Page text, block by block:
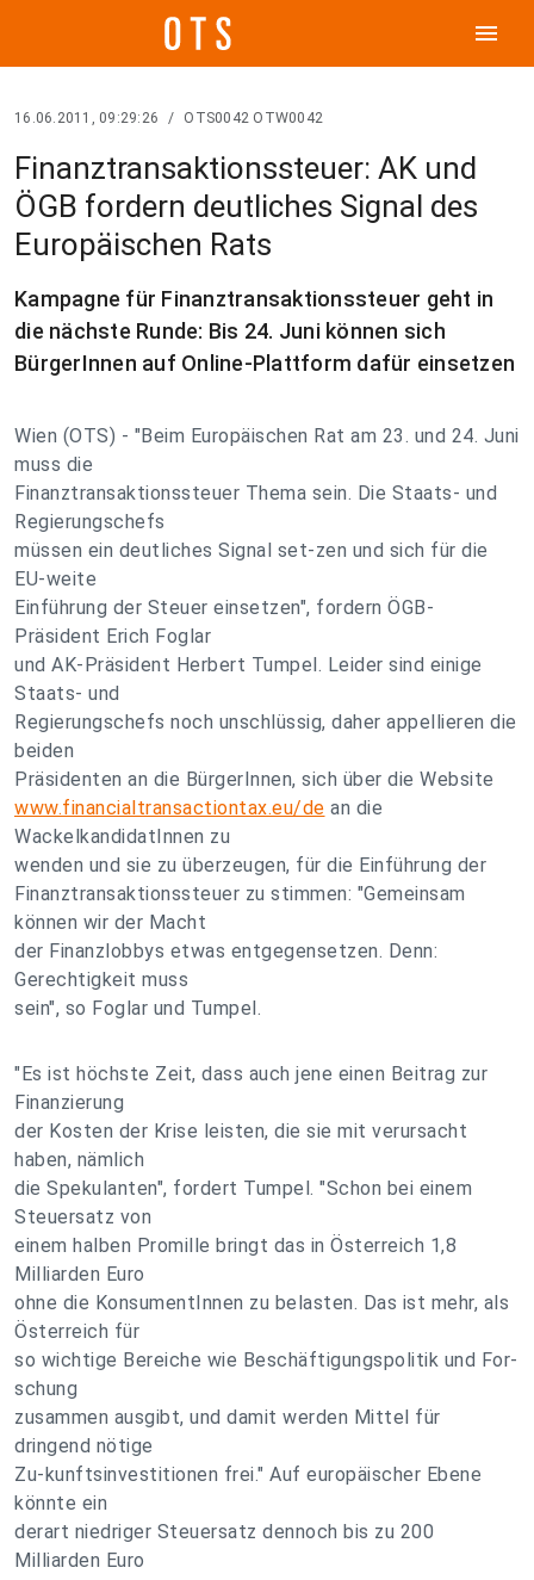
menu
16.06.2011, 09:29:26 / OTS0042 OTW0042
Finanztransaktionssteuer: AK und
ÖGB fordern deutliches Signal des
Europäischen Rats
Kampagne für Finanztransaktionssteuer geht in
die nächste Runde: Bis 24. Juni können sich
BürgerInnen auf Online-Plattform dafür einsetzen
Wien (OTS) - "Beim Europäischen Rat am 23. und 24. Juni
muss die
Finanztransaktionssteuer Thema sein. Die Staats- und
Regierungschefs
müssen ein deutliches Signal set-zen und sich für die
EU-weite
Einführung der Steuer einsetzen", fordern ÖGB-
Präsident Erich Foglar
und AK-Präsident Herbert Tumpel. Leider sind einige
Staats- und
Regierungschefs noch unschlüssig, daher appellieren die
beiden
Präsidenten an die BürgerInnen, sich über die Website
www.financialtransactiontax.eu/de an die
WackelkandidatInnen zu
wenden und sie zu überzeugen, für die Einführung der
Finanztransaktionssteuer zu stimmen: "Gemeinsam
können wir der Macht
der Finanzlobbys etwas entgegensetzen. Denn:
Gerechtigkeit muss
sein", so Foglar und Tumpel.
"Es ist höchste Zeit, dass auch jene einen Beitrag zur
Finanzierung
der Kosten der Krise leisten, die sie mit verursacht
haben, nämlich
die Spekulanten", fordert Tumpel. "Schon bei einem
Steuersatz von
einem halben Promille bringt das in Österreich 1,8
Milliarden Euro
ohne die KonsumentInnen zu belasten. Das ist mehr, als
Österreich für
so wichtige Bereiche wie Beschäftigungspolitik und For-
schung
zusammen ausgibt, und damit werden Mittel für
dringend nötige
Zu-kunftsinvestitionen frei." Auf europäischer Ebene
könnte ein
derart niedriger Steuersatz dennoch bis zu 200
Milliarden Euro